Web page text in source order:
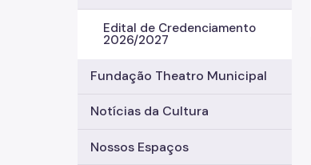
Edital de Credenciamento
2026/2027
Fundação Theatro Municipal
Notícias da Cultura
Nossos Espaços